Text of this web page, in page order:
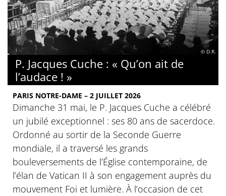
© D.R.
P. Jacques Cuche : « Qu’on ait de
l’audace ! »
PARIS NOTRE-DAME – 2 JUILLET 2026
Dimanche 31 mai, le P. Jacques Cuche a célébré
un jubilé exceptionnel : ses 80 ans de sacerdoce.
Ordonné au sortir de la Seconde Guerre
mondiale, il a traversé les grands
bouleversements de l’Église contemporaine, de
l’élan de Vatican II à son engagement auprès du
mouvement Foi et lumière. À l’occasion de cet